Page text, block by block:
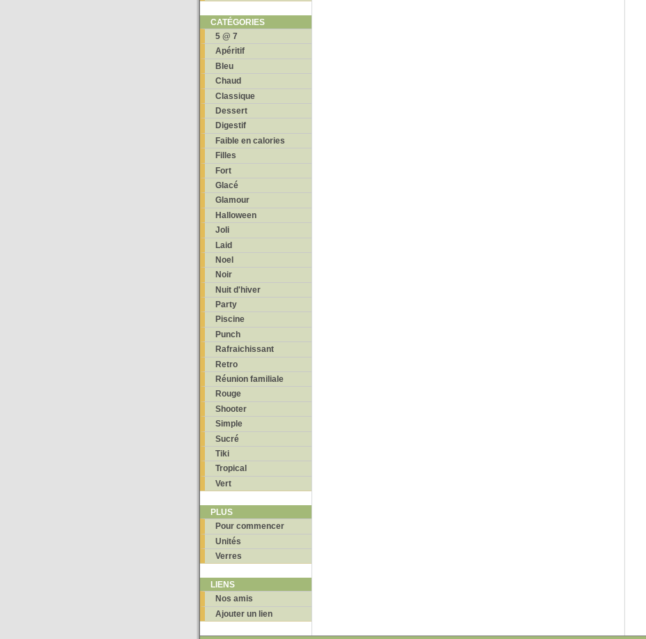
CATÉGORIES
5 @ 7
Apéritif
Bleu
Chaud
Classique
Dessert
Digestif
Faible en calories
Filles
Fort
Glacé
Glamour
Halloween
Joli
Laid
Noel
Noir
Nuit d'hiver
Party
Piscine
Punch
Rafraichissant
Retro
Réunion familiale
Rouge
Shooter
Simple
Sucré
Tiki
Tropical
Vert
PLUS
Pour commencer
Unités
Verres
LIENS
Nos amis
Ajouter un lien